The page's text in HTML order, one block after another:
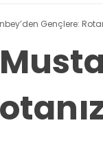
Gençlere: